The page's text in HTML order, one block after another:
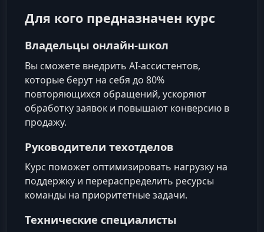
Для кого предназначен курс
Владельцы онлайн-школ
Вы сможете внедрить AI‑ассистентов,
которые берут на себя до 80%
повторяющихся обращений, ускоряют
обработку заявок и повышают конверсию в
продажу.
Руководители техотделов
Курс поможет оптимизировать нагрузку на
поддержку и перераспределить ресурсы
команды на приоритетные задачи.
Технические специалисты